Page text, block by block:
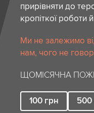
прирівняти до
кропіткої роботи
Ми не залежимо
нам, чого не
ЩОМІСЯЧНА
100 грн 500